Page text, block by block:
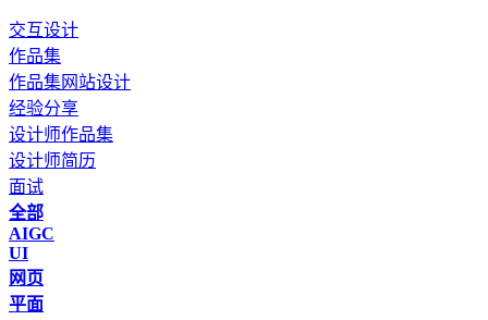
交互设计
作品集
作品集网站设计
经验分享
设计师作品集
设计师简历
面试
全部
AIGC
UI
网页
平面